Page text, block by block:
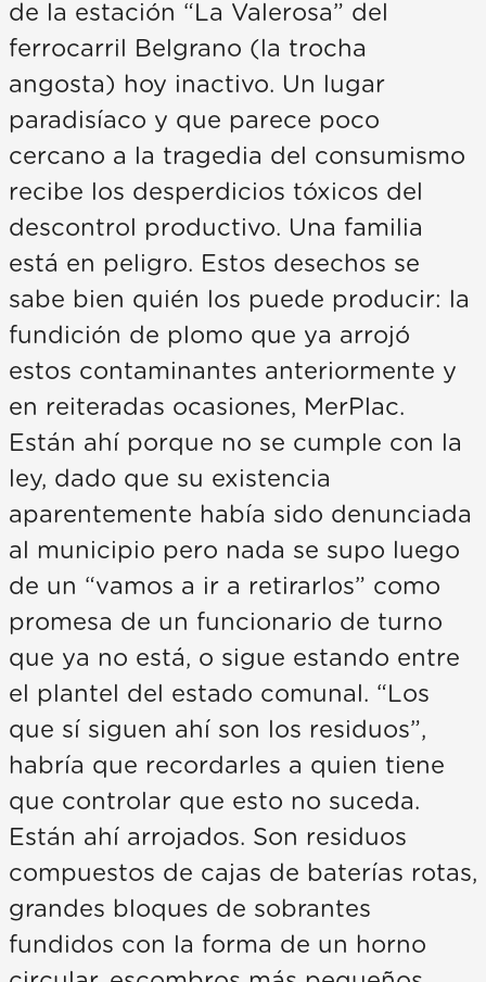
de la estación “La Valerosa” del
ferrocarril Belgrano (la trocha
angosta) hoy inactivo. Un lugar
paradisíaco y que parece poco
cercano a la tragedia del consumismo
recibe los desperdicios tóxicos del
descontrol productivo. Una familia
está en peligro. Estos desechos se
sabe bien quién los puede producir: la
fundición de plomo que ya arrojó
estos contaminantes anteriormente y
en reiteradas ocasiones, MerPlac.
Están ahí porque no se cumple con la
ley, dado que su existencia
aparentemente había sido denunciada
al municipio pero nada se supo luego
de un “vamos a ir a retirarlos” como
promesa de un funcionario de turno
que ya no está, o sigue estando entre
el plantel del estado comunal. “Los
que sí siguen ahí son los residuos”,
habría que recordarles a quien tiene
que controlar que esto no suceda.
Están ahí arrojados. Son residuos
compuestos de cajas de baterías rotas,
grandes bloques de sobrantes
fundidos con la forma de un horno